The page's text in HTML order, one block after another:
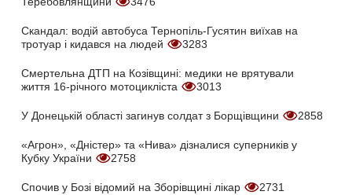
Скандал: водій автобуса Тернопіль-Гусятин виїхав на
тротуар і кидався на людей
3283
Смертельна ДТП на Козівщині: медики не врятували
життя 16-річного мотоцикліста
3013
У Донецькій області загинув солдат з Борщівщини 2858
«Агрон», «Дністер» та «Нива» дізналися суперників у
Кубку України
2758
Спочив у Бозі відомий на Зборівщині лікар 2731